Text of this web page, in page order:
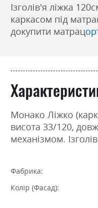
Ізголів'я ліжка
каркасом під
докупити матрац
Монако Ліжко
висота 33/120,
механізмом.
Фабрика:
Колір (Фасад):